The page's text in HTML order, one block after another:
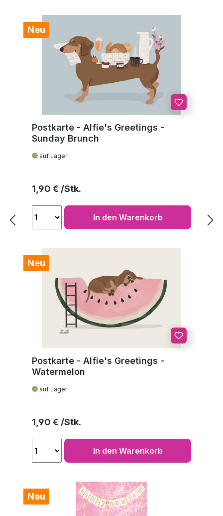
Neu
Postkarte - Alfie's Greetings -
Sunday Brunch
auf Lager
Regulärer Preis:
1,90 €
In den Warenkorb
Neu
Postkarte - Alfie's Greetings -
Watermelon
auf Lager
Regulärer Preis:
1,90 €
In den Warenkorb
Neu